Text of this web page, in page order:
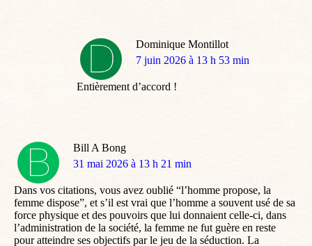
Dominique Montillot
dit
7 juin 2026 à 13 h 53 min
Entièrement d’accord !
Bill A Bong
dit
31 mai 2026 à 13 h 21 min
Dans vos citations, vous avez oublié “l’homme propose, la
femme dispose”, et s’il est vrai que l’homme a souvent usé de sa
force physique et des pouvoirs que lui donnaient celle-ci, dans
l’administration de la société, la femme ne fut guère en reste
pour atteindre ses objectifs par le jeu de la séduction. La